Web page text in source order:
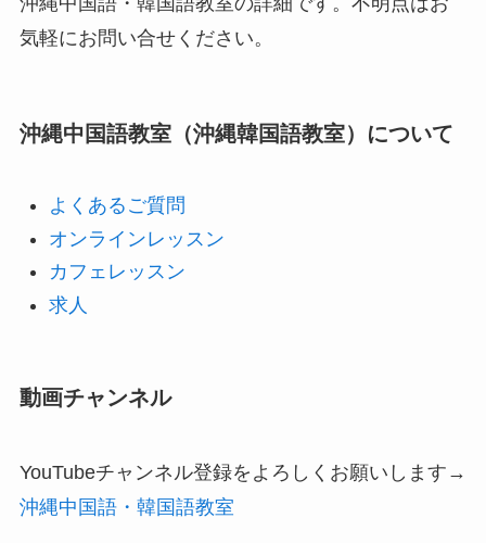
気軽にお問い合せください。
沖縄中国語教室（沖縄韓国語教室）について
よくあるご質問
オンラインレッスン
カフェレッスン
求人
動画チャンネル
YouTubeチャンネル登録をよろしくお願いします→
沖縄中国語・韓国語教室